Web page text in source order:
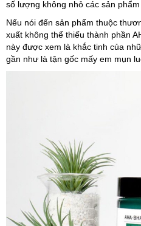
số lượng không nhỏ các sản
Nếu nói đến sản phẩm thuộc
xuất không thể thiếu thành phần
này được xem là khắc tinh của
gần như là tận gốc mấy em mụn